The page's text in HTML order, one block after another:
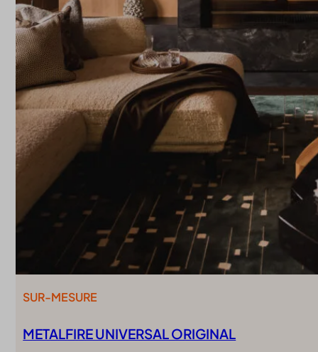
METALFIRE UNIVERSAL ORIGINAL
SUR-MESURE